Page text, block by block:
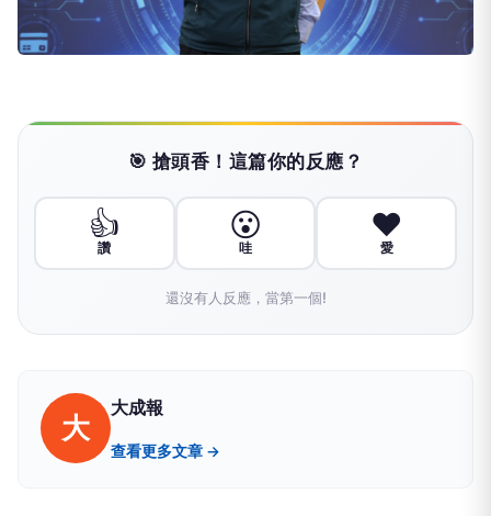
🎯 搶頭香！這篇你的反應？
👍
讚
😮
哇
❤️
愛
還沒有人反應，當第一個!
大
大成報
查看更多文章 →